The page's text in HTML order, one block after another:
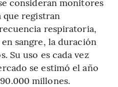
registran
respiratoria,
sangre, la duración
Su uso es cada vez
se estimó el año
millones.